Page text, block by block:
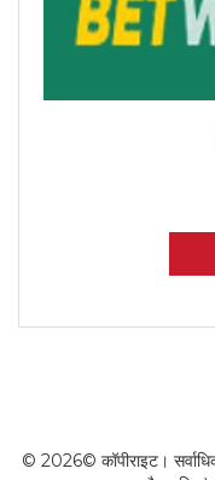
© 2026© कॉपीराइट।